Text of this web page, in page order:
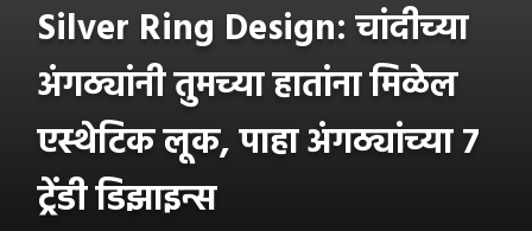
Silver Ring Design: चांदीच्या
अंगठ्यांनी तुमच्या हातांना मिळेल
एस्थेटिक लूक, पाहा अंगठ्यांच्या ७
ट्रेंडी डिझाइन्स